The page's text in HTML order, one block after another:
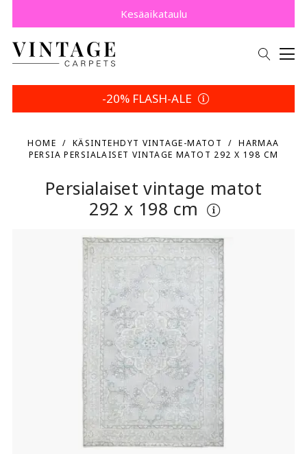
Säästä 5 % | Palautusehtosi
Osta nyt, maksa myöhemmin Klarnalla.
Kesäaikataulu
-20% FLASH-ALE
HOME KÄSINTEHDYT VINTAGE-MATOT
HARMAA
PERSIA PERSIALAISET VINTAGE MATOT 292 X 198 CM
Persialaiset vintage matot
292 x 198 cm